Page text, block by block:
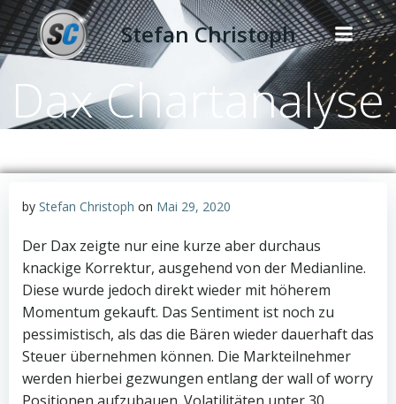
Zum
Inhalt
springen
Stefan Christoph
Dax Chartanalyse
by Stefan Christoph on Mai 29, 2020
Der Dax zeigte nur eine kurze aber durchaus
knackige Korrektur, ausgehend von der Medianline.
Diese wurde jedoch direkt wieder mit höherem
Momentum gekauft. Das Sentiment ist noch zu
pessimistisch, als das die Bären wieder dauerhaft das
Steuer übernehmen können. Die Markteilnehmer
werden hierbei gezwungen entlang der wall of worry